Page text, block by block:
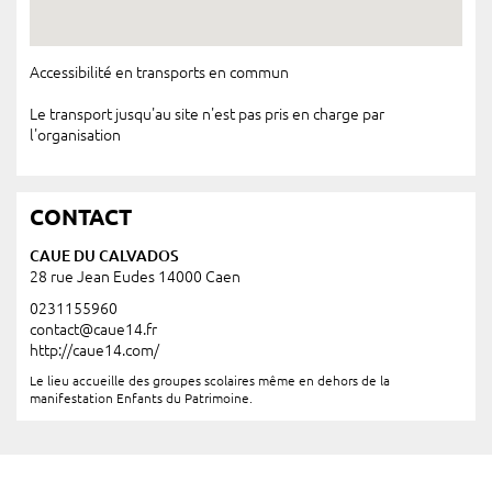
Accessibilité en transports en commun
Le transport jusqu'au site n'est pas pris en charge par
l'organisation
CONTACT
CAUE DU CALVADOS
28 rue Jean Eudes 14000 Caen
0231155960
contact@caue14.fr
http://caue14.com/
Le lieu accueille des groupes scolaires même en dehors de la
manifestation Enfants du Patrimoine.